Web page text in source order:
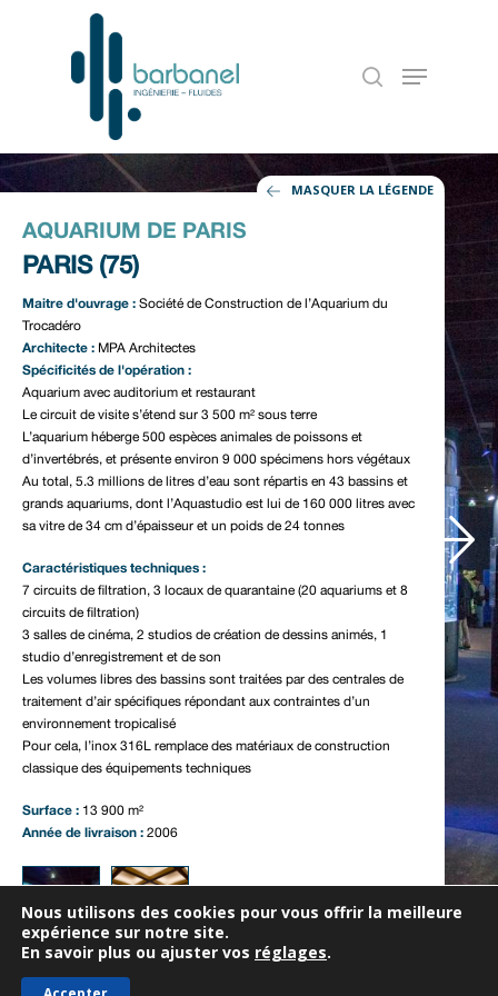
MASQUER LA LÉGENDE
AQUARIUM DE PARIS
PARIS (75)
Maitre d'ouvrage : Société de Construction de l’Aquarium du
Trocadéro
Architecte : MPA Architectes
Spécificités de l'opération :
Aquarium avec auditorium et restaurant
Le circuit de visite s’étend sur 3 500 m² sous terre
L’aquarium héberge 500 espèces animales de poissons et
d’invertébrés, et présente environ 9 000 spécimens hors végétaux
Au total, 5.3 millions de litres d’eau sont répartis en 43 bassins et
grands aquariums, dont l’Aquastudio est lui de 160 000 litres avec
sa vitre de 34 cm d’épaisseur et un poids de 24 tonnes
Caractéristiques techniques :
7 circuits de filtration, 3 locaux de quarantaine (20 aquariums et 8
circuits de filtration)
3 salles de cinéma, 2 studios de création de dessins animés, 1
studio d’enregistrement et de son
Les volumes libres des bassins sont traitées par des centrales de
traitement d’air spécifiques répondant aux contraintes d’un
environnement tropicalisé
Pour cela, l’inox 316L remplace des matériaux de construction
classique des équipements techniques
Surface : 13 900 m²
Année de livraison : 2006
Notre entreprise
Nos références
Notre actualité
Nous contacter
Nous utilisons des cookies pour vous offrir la meilleure
expérience sur notre site.
En savoir plus ou ajuster vos réglages.